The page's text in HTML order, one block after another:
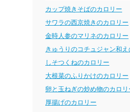
カップ焼きそばのカロリー
サワラの西京焼きのカロリー
金時人参のマリネのカロリー
きゅうりのコチュジャン和
しそつくねのカロリー
大根菜のふりかけのカロリー
卵と玉ねぎの炒め物のカロリ
厚揚げのカロリー